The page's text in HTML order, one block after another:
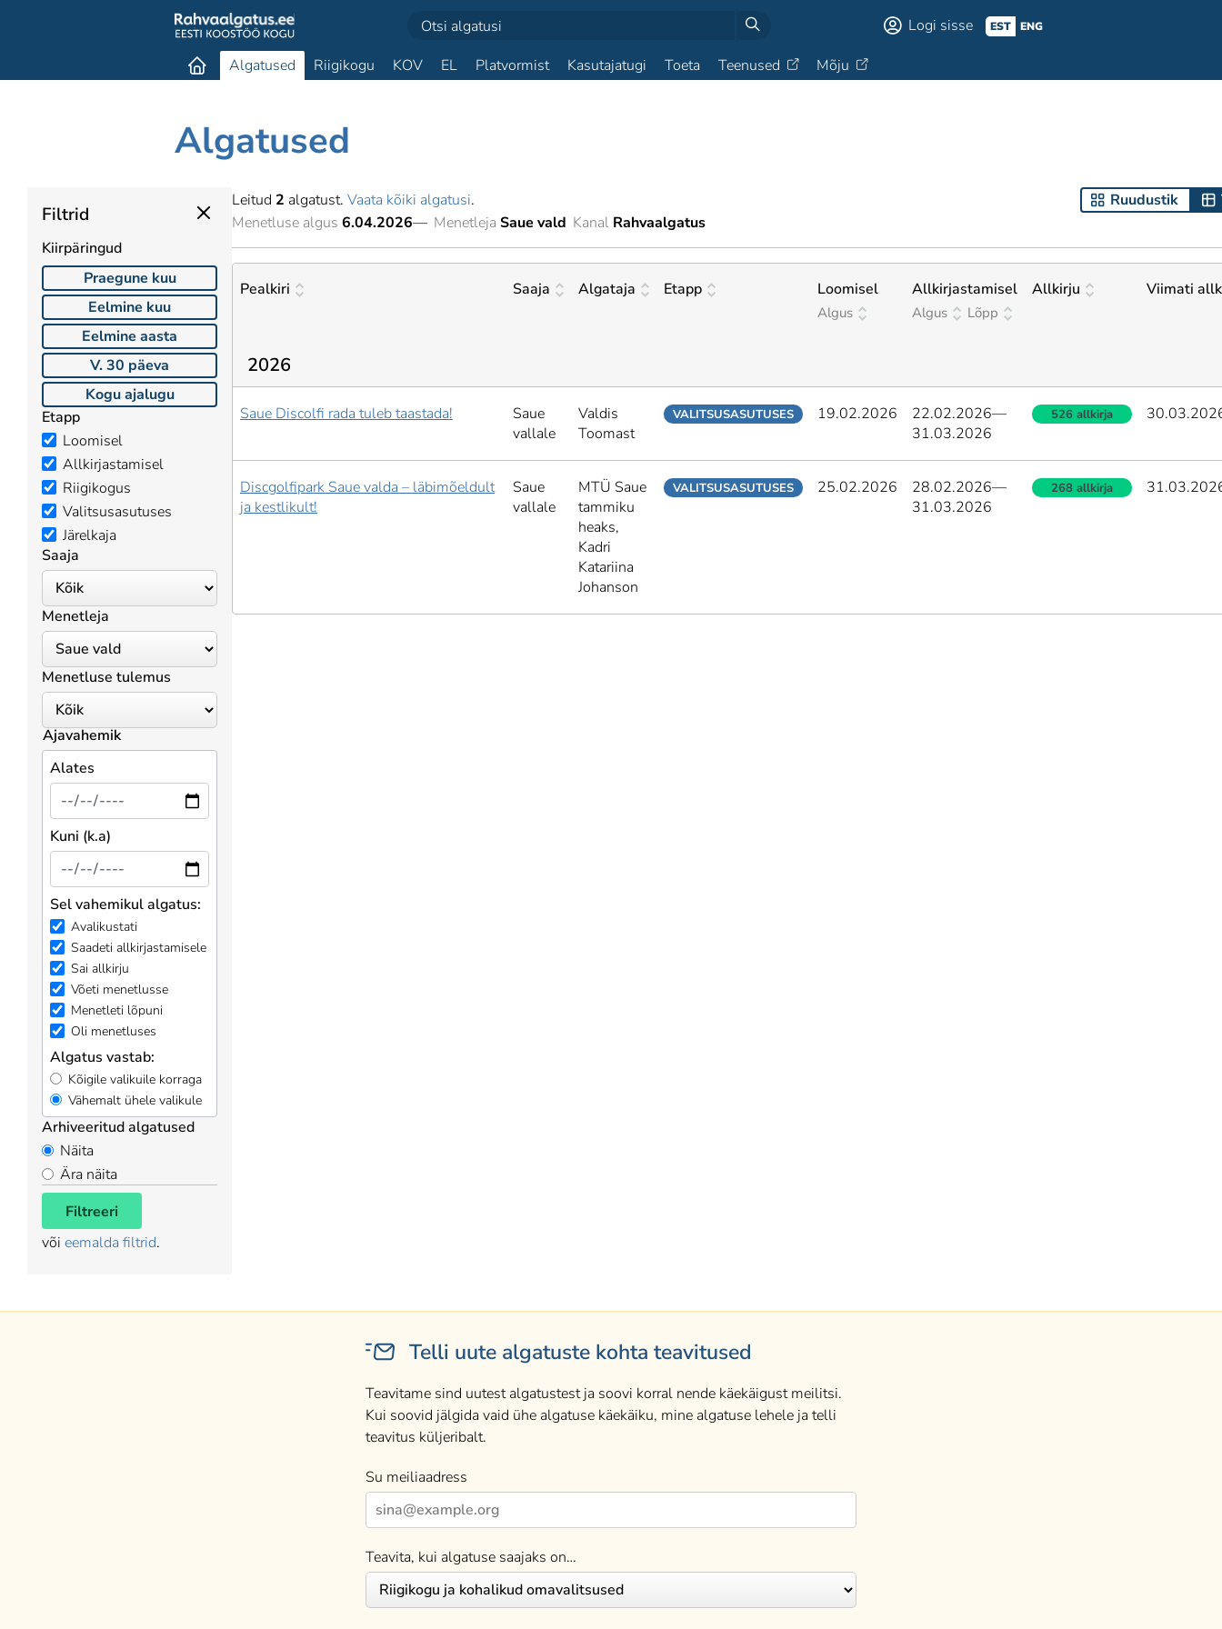
Logi sisse EST ENG
Algatused Riigikogu KOV EL Platvormist Kasutajatugi Toeta Teenused Mõju
Algatused
Filtrid
Kiirpäringud
Praegune kuu
Eelmine kuu
Eelmine aasta
V. 30 päeva
Kogu ajalugu
Etapp
Loomisel
Allkirjastamisel
Riigikogus
Valitsusasutuses
Järelkaja
Saaja
Menetleja
Menetluse tulemus
Ajavahemik
Alates
Kuni (k.a)
Sel vahemikul algatus:
Avalikustati
Saadeti allkirjastamisele
Sai allkirju
Võeti menetlusse
Menetleti lõpuni
Oli menetluses
Algatus vastab:
Kõigile valikuile korraga
Vähemalt ühele valikule
Arhiveeritud algatused
Näita
Ära näita
Filtreeri
või eemalda filtrid.
Leitud 2 algatust. Vaata kõiki algatusi. Ruudustik
Menetluse algus 6.04.2026— Menetleja Saue vald Kanal Rahvaalgatus
Pealkiri Saaja Algataja Etapp Loomisel
Algus
Allkirjastamisel
Algus Lõpp
Allkirju Viimati
2026
Saue Discolfi rada tuleb taastada!
Saue
vallale
Valdis
Toomast
VALITSUSASUTUSES 19.02.2026 22.02.2026—
31.03.2026
526 allkirja
Discgolfipark Saue valda – läbimõeldult
ja kestlikult!
Saue
vallale
MTÜ Saue
tammiku
heaks,
Kadri
Katariina
Johanson
VALITSUSASUTUSES 25.02.2026 28.02.2026—
31.03.2026
268 allkirja
Telli uute algatuste kohta teavitused
Teavitame sind uutest algatustest ja soovi korral nende käekäigust meilitsi.
Kui soovid jälgida vaid ühe algatuse käekäiku, mine algatuse lehele ja telli
teavitus küljeribalt.
Su meiliaadress
Teavita, kui algatuse saajaks on…